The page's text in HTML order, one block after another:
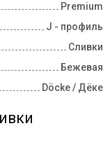
Premium
J - профиль
Сливки
Бежевая
Döcke / Дёке